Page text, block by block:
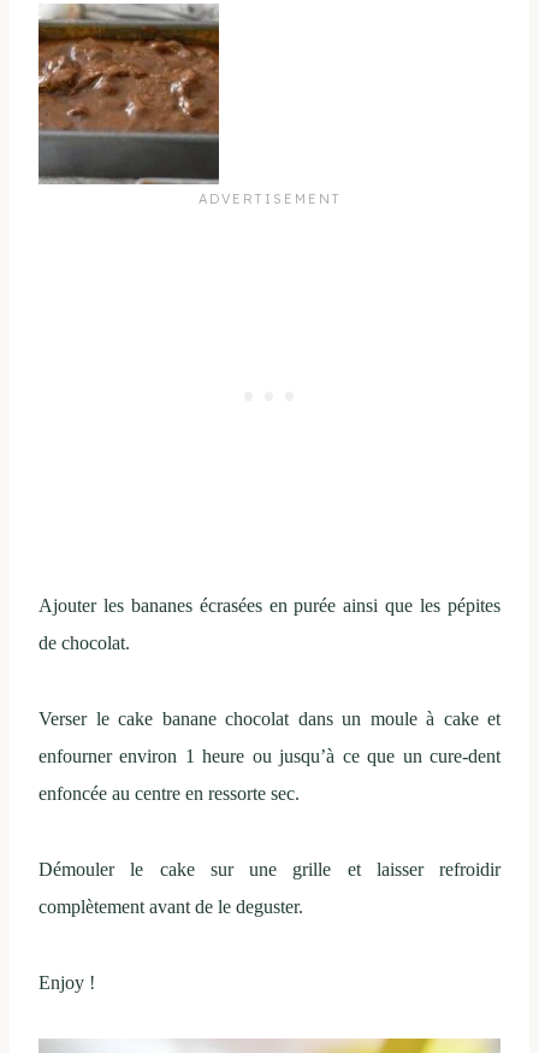
Ajouter les bananes écrasées en purée ainsi que les pépites
de chocolat.
Verser le cake banane chocolat dans un moule à cake et
enfourner environ 1 heure ou jusqu’à ce que un cure-dent
enfoncée au centre en ressorte sec.
Démouler le cake sur une grille et laisser refroidir
complètement avant de le deguster.
Enjoy !